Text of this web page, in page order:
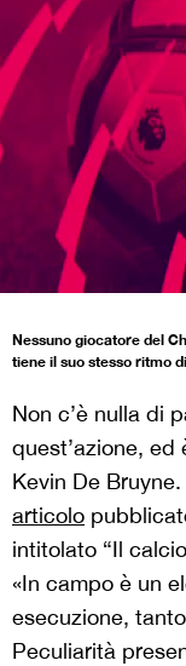
Nessuno giocatore del
tiene il suo stesso ritmo
Non c’è nulla di
quest’azione,
Kevin De Bruyne.
articolo
intitolato “Il
«In campo è un
esecuzione,
Peculiarità